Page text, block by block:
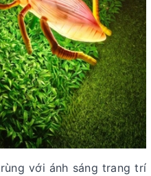
với ánh sáng trang trí